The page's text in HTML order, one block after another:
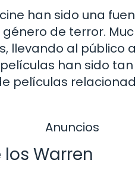
han sido una
de terror.
llevando al público
han sido
películas
Anuncios
los Warren